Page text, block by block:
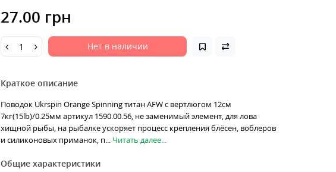
27.00 грн
Нет в наличии
Краткое описание
Поводок Ukrspin Orange Spinning титан AFW с вертлюгом 12см
7кг(15lb)/0.25мм артикул 1590.00.56, не заменимый элемент, для лова
хищной рыбы, на рыбалке ускоряет процесс крепления блёсен, воблеров
и силиконовых приманок, п... Читать далее...
Общие характеристики